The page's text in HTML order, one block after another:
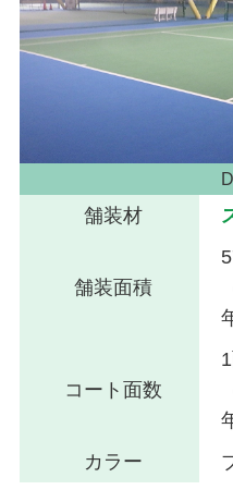
舗装材
舗装面積
コート面数
カラー